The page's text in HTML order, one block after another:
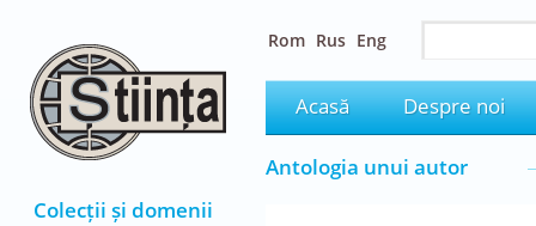
Colecții și domenii
Rom Rus Eng
Acasă Despre noi
Antologia unui autor